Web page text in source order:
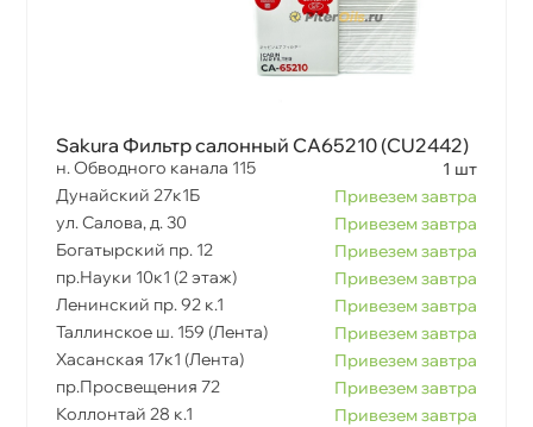
Sakura Фильтр салонный CA65210 (CU2442)
н. Обводного канала 115
1 шт
Дунайский 27к1Б
Привезем завтра
ул. Салова, д. 30
Привезем завтра
Богатырский пр. 12
Привезем завтра
пр.Науки 10к1 (2 этаж)
Привезем завтра
Ленинский пр. 92 к.1
Привезем завтра
Таллинское ш. 159 (Лента)
Привезем завтра
Хасанская 17к1 (Лента)
Привезем завтра
пр.Просвещения 72
Привезем завтра
Коллонтай 28 к.1
Привезем завтра